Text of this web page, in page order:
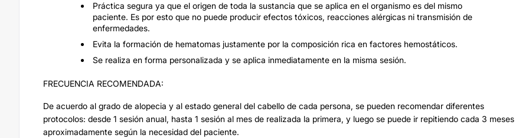
Práctica segura ya que el origen de toda la sustancia que se aplica en el organismo es del mismo
paciente. Es por esto que no puede producir efectos tóxicos, reacciones alérgicas ni transmisión de
enfermedades.
Evita la formación de hematomas justamente por la composición rica en factores hemostáticos.
Se realiza en forma personalizada y se aplica inmediatamente en la misma sesión.
FRECUENCIA RECOMENDADA:
De acuerdo al grado de alopecia y al estado general del cabello de cada persona, se pueden recomendar diferentes
protocolos: desde 1 sesión anual, hasta 1 sesión al mes de realizada la primera, y luego se puede ir repitiendo cada 3 meses
aproximadamente según la necesidad del paciente.